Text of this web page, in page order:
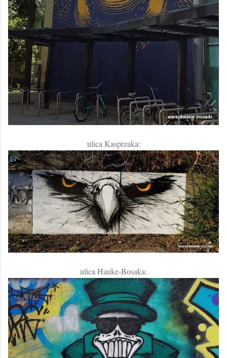
ulica Kasprzaka:
ulica Hauke-Bosaka: